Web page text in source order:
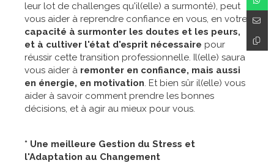
leur lot de challenges qu'il(elle) a surmonté), peut
vous aider à reprendre confiance en vous, en votre
capacité à surmonter les doutes et les peurs,
et à cultiver l'état d'esprit nécessaire pour
réussir cette transition professionnelle. Il(elle) saura
vous aider à remonter en confiance, mais aussi
en énergie, en motivation. Et bien sûr il(elle) vous
aider à savoir comment prendre les bonnes
décisions, et à agir au mieux pour vous.
* Une meilleure Gestion du Stress et
l'Adaptation au Changement